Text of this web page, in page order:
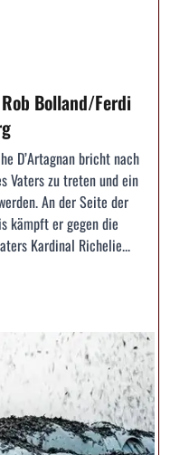
Bolland/Ferdi
D’Artagnan bricht nach
Vaters zu treten und ein
An der Seite der
kämpft er gegen die
Kardinal Richelie...